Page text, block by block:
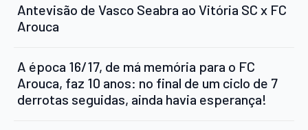
Antevisão de Vasco Seabra ao Vitória SC x FC
Arouca
A época 16/17, de má memória para o FC
Arouca, faz 10 anos: no final de um ciclo de 7
derrotas seguidas, ainda havia esperança!